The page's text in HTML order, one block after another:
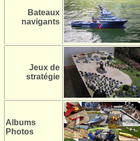
Bateaux
navigants
Jeux de
stratégie
Albums
Photos